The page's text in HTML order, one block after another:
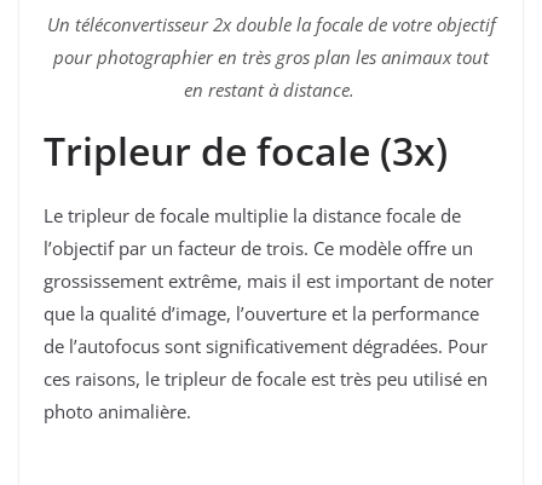
Un téléconvertisseur 2x double la focale de votre objectif
pour photographier en très gros plan les animaux tout
en restant à distance.
Tripleur de focale (3x)
Le tripleur de focale multiplie la distance focale de
l’objectif par un facteur de trois. Ce modèle offre un
grossissement extrême, mais il est important de noter
que la qualité d’image, l’ouverture et la performance
de l’autofocus sont significativement dégradées. Pour
ces raisons, le tripleur de focale est très peu utilisé en
photo animalière.